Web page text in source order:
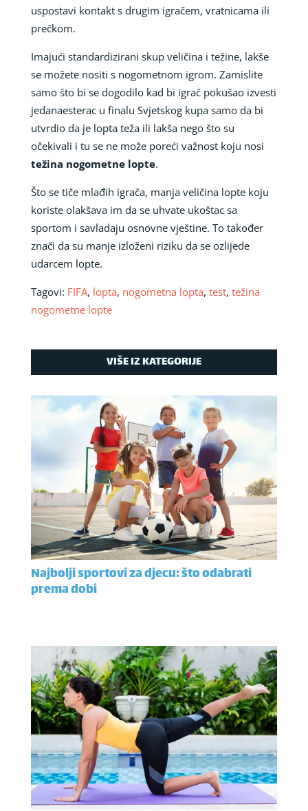
uspostavi kontakt s drugim igračem, vratnicama ili
prečkom.
Imajući standardizirani skup veličina i težine, lakše
se možete nositi s nogometnom igrom. Zamislite
samo što bi se dogodilo kad bi igrač pokušao izvesti
jedanaesterac u finalu Svjetskog kupa samo da bi
utvrdio da je lopta teža ili lakša nego što su
očekivali i tu se ne može poreći važnost koju nosi
težina nogometne lopte.
Što se tiče mlađih igrača, manja veličina lopte koju
koriste olakšava im da se uhvate ukoštac sa
sportom i savladaju osnovne vještine. To također
znači da su manje izloženi riziku da se ozlijede
udarcem lopte.
Tagovi: FIFA, lopta, nogometna lopta, test, težina
nogometne lopte
VIŠE IZ KATEGORIJE
Najbolji sportovi za djecu: što odabrati
prema dobi